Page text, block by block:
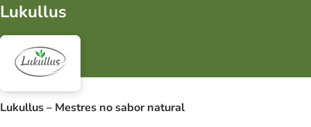
Lukullus
Lukullus – Mestres no sabor natural